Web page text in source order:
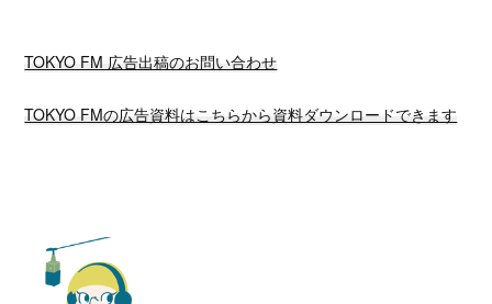
TOKYO FM 広告出稿のお問い合わせ
TOKYO FMの広告資料はこちらから資料ダウンロードできます